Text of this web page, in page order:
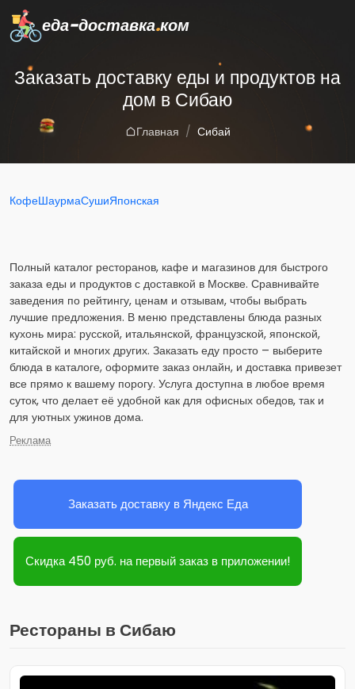
еда-доставка.ком
Заказать доставку еды и продуктов на
дом в Сибаю
Главная Сибай
КофеШаурмаСушиЯпонская
Полный каталог ресторанов, кафе и магазинов для быстрого
заказа еды и продуктов с доставкой в Москве. Сравнивайте
заведения по рейтингу, ценам и отзывам, чтобы выбрать
лучшие предложения. В меню представлены блюда разных
кухонь мира: русской, итальянской, французской, японской,
китайской и многих других. Заказать еду просто – выберите
блюда в каталоге, оформите заказ онлайн, и доставка привезет
все прямо к вашему порогу. Услуга доступна в любое время
суток, что делает её удобной как для офисных обедов, так и
для уютных ужинов дома.
Реклама
Заказать доставку в Яндекс Еда
Скидка 450 руб. на первый заказ в приложении!
Рестораны в Сибаю